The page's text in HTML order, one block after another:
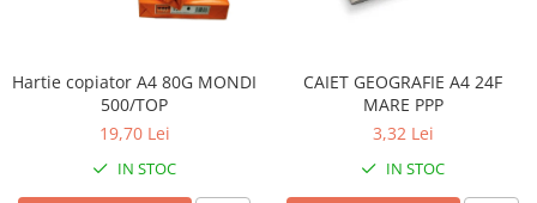
Hartie copiator A4 80G MONDI
500/TOP
19,70 Lei
IN STOC
CAIET GEOGRAFIE A4 24F
MARE PPP
3,32 Lei
IN STOC